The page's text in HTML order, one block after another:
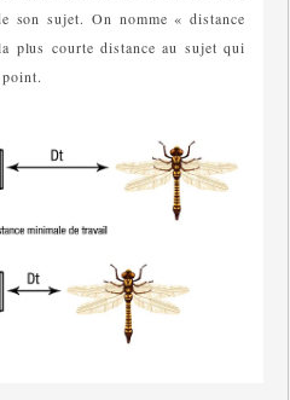
son sujet. On nomme « distance
plus courte distance au sujet qui